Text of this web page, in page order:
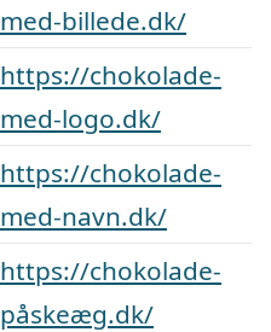
med-billede.dk/
https://chokolade-
med-logo.dk/
https://chokolade-
med-navn.dk/
https://chokolade-
påskeæg.dk/